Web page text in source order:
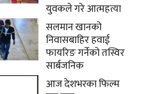
युवकले गरे आत्महत्या
सलमान खानको
निवासबाहिर हवाई
फायरिङ गर्नेको तस्विर
सार्बजनिक
आज देशभरका फिल्म